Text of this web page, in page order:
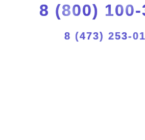
8 (800) 100-
8 (473) 253-